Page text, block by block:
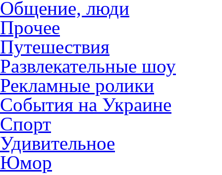
Общение, люди
Прочее
Путешествия
Развлекательные шоу
Рекламные ролики
События на Украине
Спорт
Удивительное
Юмор